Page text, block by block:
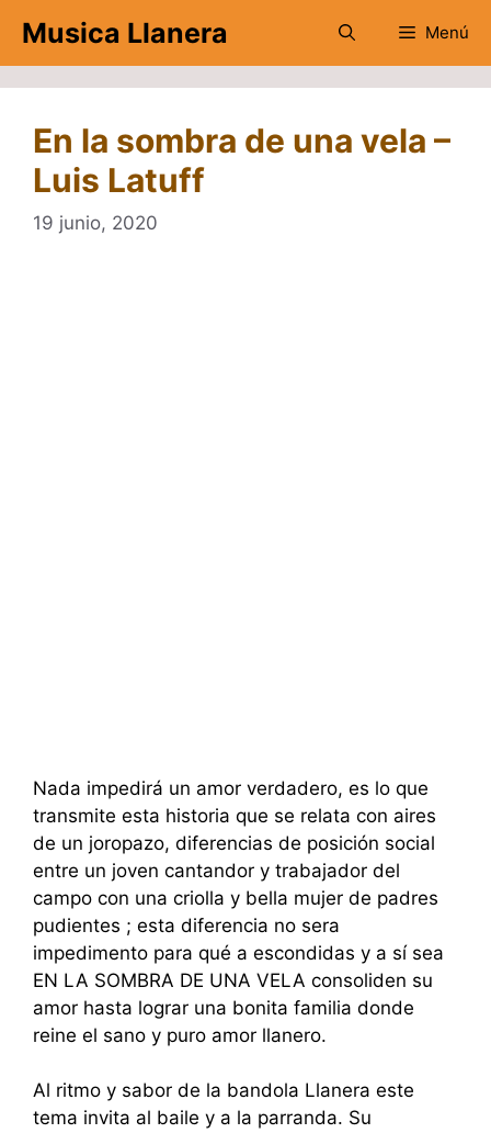
contenido
Musica Llanera Menú
En la sombra de una vela –
Luis Latuff
19 junio, 2020
Nada impedirá un amor verdadero, es lo que
transmite esta historia que se relata con aires
de un joropazo, diferencias de posición social
entre un joven cantandor y trabajador del
campo con una criolla y bella mujer de padres
pudientes ; esta diferencia no sera
impedimento para qué a escondidas y a sí sea
EN LA SOMBRA DE UNA VELA consoliden su
amor hasta lograr una bonita familia donde
reine el sano y puro amor llanero.
Al ritmo y sabor de la bandola Llanera este
tema invita al baile y a la parranda. Su